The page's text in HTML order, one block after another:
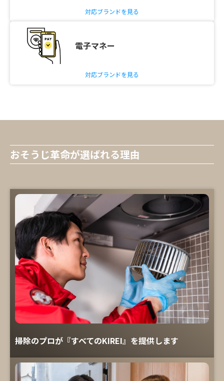
対応ブランドを見る
電子マネー
対応ブランドを見る
おそうじ革命が選ばれる理由
掃除のプロが『すべてのKIREI』を提供します